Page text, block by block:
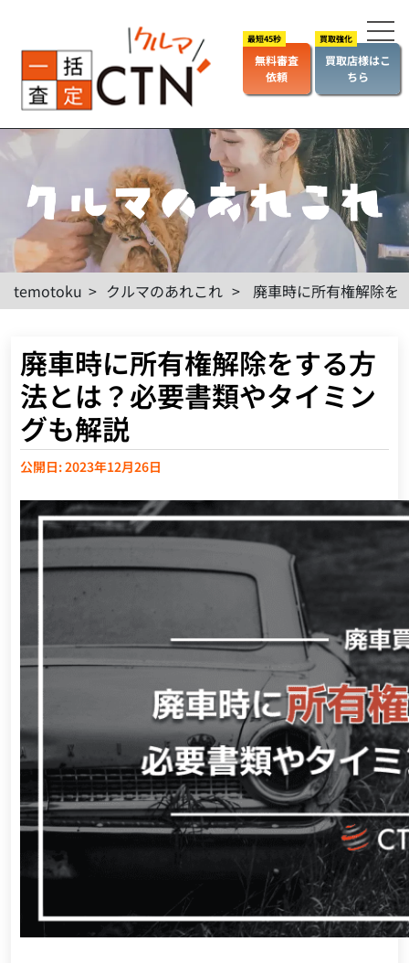
無料審査
依頼
買取店様はこ
ちら
temotoku > クルマのあれこれ > 廃車時に所有権解除を
廃車時に所有権解除をする方
法とは？必要書類やタイミン
グも解説
公開日: 2023年12月26日